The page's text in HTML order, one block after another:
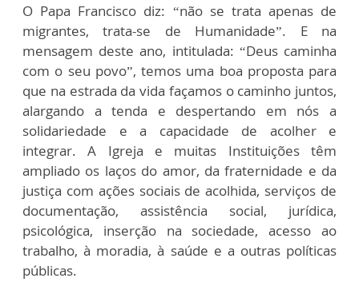
O Papa Francisco diz: “não se trata apenas de
migrantes, trata-se de Humanidade”. E na
mensagem deste ano, intitulada: “Deus caminha
com o seu povo”, temos uma boa proposta para
que na estrada da vida façamos o caminho juntos,
alargando a tenda e despertando em nós a
solidariedade e a capacidade de acolher e
integrar. A Igreja e muitas Instituições têm
ampliado os laços do amor, da fraternidade e da
justiça com ações sociais de acolhida, serviços de
documentação, assistência social, jurídica,
psicológica, inserção na sociedade, acesso ao
trabalho, à moradia, à saúde e a outras políticas
públicas.